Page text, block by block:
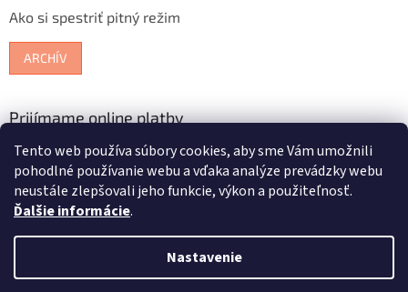
Tento web používa súbory cookies, aby sme Vám umožnili
pohodlné používanie webu a vďaka analýze prevádzky webu
neustále zlepšovali jeho funkcie, výkon a použiteľnosť.
Ďalšie informácie.
Nastavenie
Ako si spestriť pitný režim
ARCHÍV
Prijímame online platby